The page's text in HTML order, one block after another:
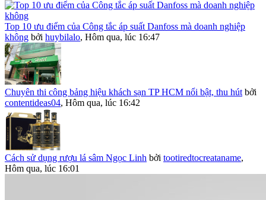
Top 10 ưu điểm của Công tắc áp suất Danfoss mà doanh nghiệp
không bởi huybilalo, Hôm qua, lúc 16:47
Chuyên thi công bảng hiệu khách sạn TP HCM nổi bật, thu hút bởi
contentideas04, Hôm qua, lúc 16:42
Cách sử dụng rượu lá sâm Ngọc Linh bởi tootiredtocreataname,
Hôm qua, lúc 16:01